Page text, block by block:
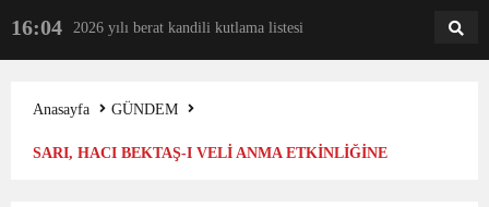
16:04 2026 yılı berat kandili kutlama listesi 18:31
Anasayfa
GÜNDEM
SARI, HACI BEKTAŞ-I VELİ ANMA ETKİNLİĞİNE